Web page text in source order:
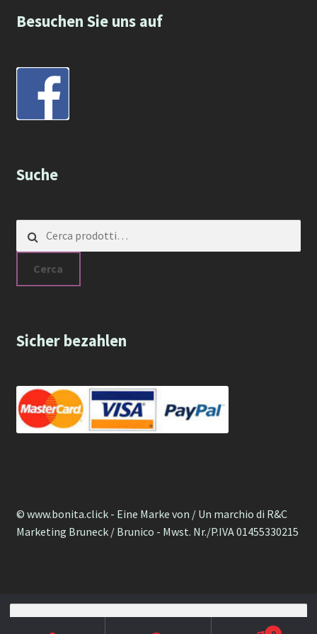
Besuchen Sie uns auf
Suche
Cerca:
Cerca
Sicher bezahlen
© www.bonita.click - Eine Marke von / Un marchio di R&C
Marketing Bruneck / Brunico - Mwst. Nr./P.IVA 01455330215